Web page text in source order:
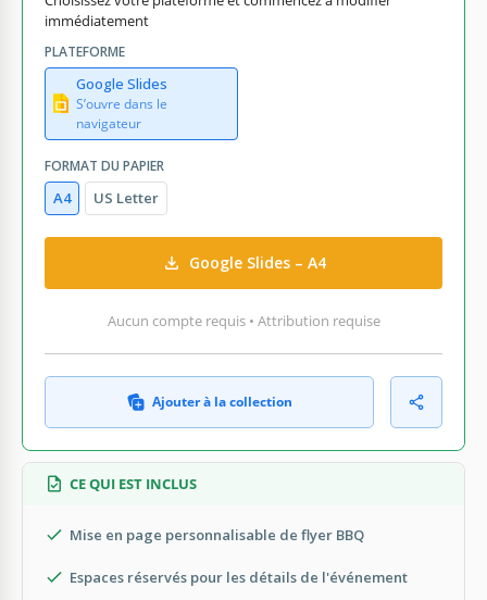
immédiatement
PLATEFORME
Google Slides
S’ouvre dans le
navigateur
FORMAT DU PAPIER
A4 US Letter
Google Slides – A4
Aucun compte requis • Attribution requise
Ajouter à la collection
CE QUI EST INCLUS
Mise en page personnalisable de flyer BBQ
Espaces réservés pour les détails de l'événement